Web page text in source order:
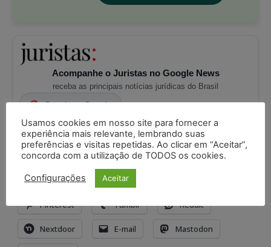
Acompanhe o Juristas no Google News
receba as principais notícias jurídicas do Brasil
Seguir no Google
Compartilhe isso:
X Imprimir WhatsApp
Threads Facebook
Pinterest Tumblr Reddit
Nextdoor E-mail Mastodon
Usamos cookies em nosso site para fornecer a
experiência mais relevante, lembrando suas
preferências e visitas repetidas. Ao clicar em “Aceitar”,
concorda com a utilização de TODOS os cookies.
Configurações Aceitar